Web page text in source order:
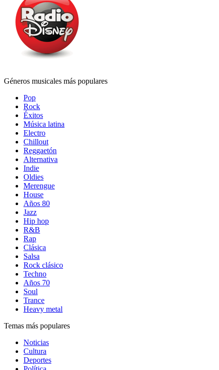
Géneros musicales más populares
Pop
Rock
Éxitos
Música latina
Electro
Chillout
Reggaetón
Alternativa
Indie
Oldies
Merengue
House
Años 80
Jazz
Hip hop
R&B
Rap
Clásica
Salsa
Rock clásico
Techno
Años 70
Soul
Trance
Heavy metal
Temas más populares
Noticias
Cultura
Deportes